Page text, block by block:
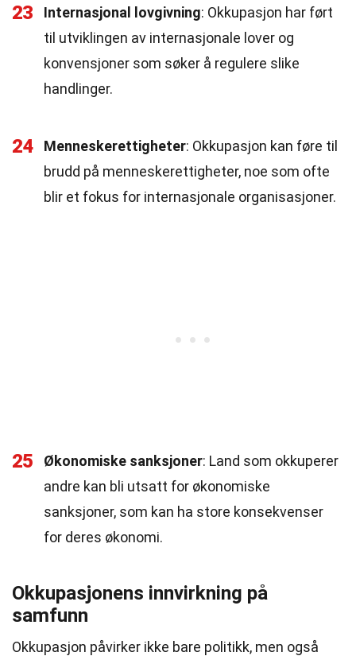
23 Internasjonal lovgivning: Okkupasjon har ført
til utviklingen av internasjonale lover og
konvensjoner som søker å regulere slike
handlinger.
24 Menneskerettigheter: Okkupasjon kan føre til
brudd på menneskerettigheter, noe som ofte
blir et fokus for internasjonale organisasjoner.
25 Økonomiske sanksjoner: Land som okkuperer
andre kan bli utsatt for økonomiske
sanksjoner, som kan ha store konsekvenser
for deres økonomi.
Okkupasjonens innvirkning på
samfunn
Okkupasjon påvirker ikke bare politikk, men også